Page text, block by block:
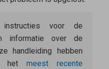
voor de
informatie over de
handleiding hebben
het meest recente